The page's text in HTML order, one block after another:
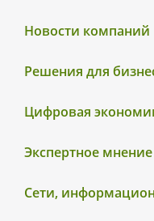
Новости компаний
Решения для
Цифровая
Экспертное мнение
Сети,